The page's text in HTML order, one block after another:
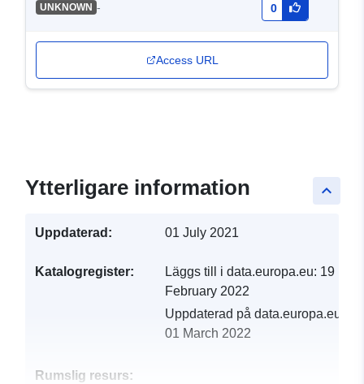
UNKNOWN - 0
Access URL
keyboard_arrow_up
Ytterligare information
Uppdaterad: 01 July 2021
Katalogregister: Läggs till i data.europa.eu: 19
February 2022
Uppdaterad på data.europa.eu:
01 March 2022
Rumslig resurs: